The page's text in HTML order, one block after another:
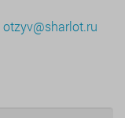
otzyv@sharlot.ru